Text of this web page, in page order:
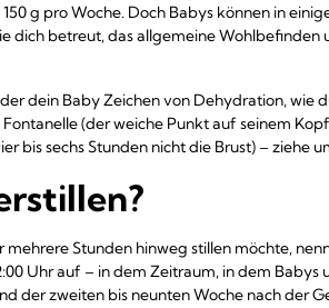
g pro Woche. Doch Babys können in
dich betreut, das allgemeine Wohlbefinden
dein Baby Zeichen von Dehydration, wie
(der weiche Punkt auf seinem
bis sechs Stunden nicht die Brust) – ziehe
Stunden hinweg stillen möchte,
Uhr auf – in dem Zeitraum, in dem
der zweiten bis neunten Woche nach der